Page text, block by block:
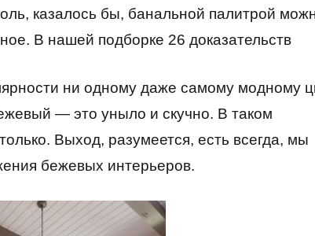
казалось бы, банальной палитрой
В нашей подборке 26 доказательств
ни одному даже самому модному
— это уныло и скучно. В таком
Выход, разумеется, есть всегда, мы
бежевых интерьеров.